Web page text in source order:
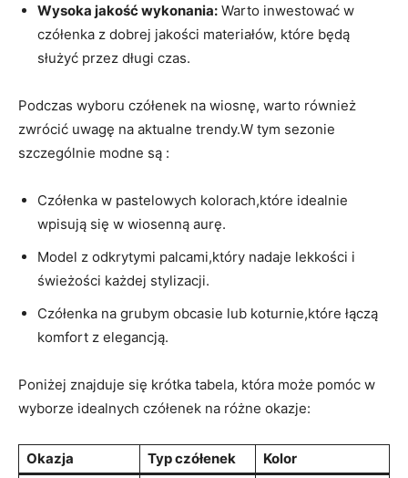
Wysoka jakość wykonania: Warto inwestować w
czółenka z dobrej jakości materiałów, które będą
służyć przez długi czas.
Podczas wyboru czółenek na wiosnę, warto również
zwrócić uwagę na aktualne trendy.W tym sezonie
szczególnie modne są :
Czółenka w pastelowych kolorach,które idealnie
wpisują się w wiosenną aurę.
Model z odkrytymi palcami,który nadaje lekkości i
świeżości każdej stylizacji.
Czółenka na grubym obcasie lub koturnie,które łączą
komfort z elegancją.
Poniżej znajduje się krótka tabela, która może pomóc w
wyborze idealnych czółenek na różne okazje:
Okazja Typ czółenek Kolor